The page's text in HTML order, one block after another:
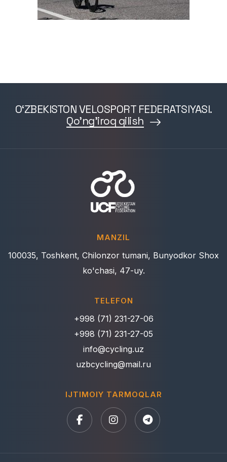
O‘ZBEKISTON VELOSPORT FEDERATSIYASI.
Qo'ng'iroq qilish
MANZIL
100035, Toshkent, Chilonzor tumani, Bunyodkor Shox
ko'chasi, 47-uy.
TELEFON
+998 (71) 231-27-06
+998 (71) 231-27-05
info@cycling.uz
uzbcycling@mail.ru
IJTIMOIY TARMOQLAR